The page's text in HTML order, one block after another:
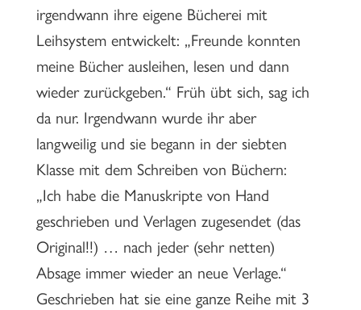
irgendwann ihre eigene Bücherei mit
Leihsystem entwickelt: „Freunde konnten
meine Bücher ausleihen, lesen und dann
wieder zurückgeben.“ Früh übt sich, sag ich
da nur. Irgendwann wurde ihr aber
langweilig und sie begann in der siebten
Klasse mit dem Schreiben von Büchern:
„Ich habe die Manuskripte von Hand
geschrieben und Verlagen zugesendet (das
Original!!) … nach jeder (sehr netten)
Absage immer wieder an neue Verlage.“
Geschrieben hat sie eine ganze Reihe mit 3